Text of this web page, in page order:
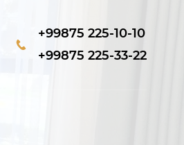
+99875 225-10-10
+99875 225-33-22